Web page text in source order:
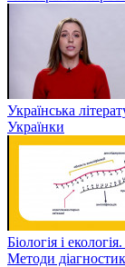
Українська
Українки
Біологія і
Методи